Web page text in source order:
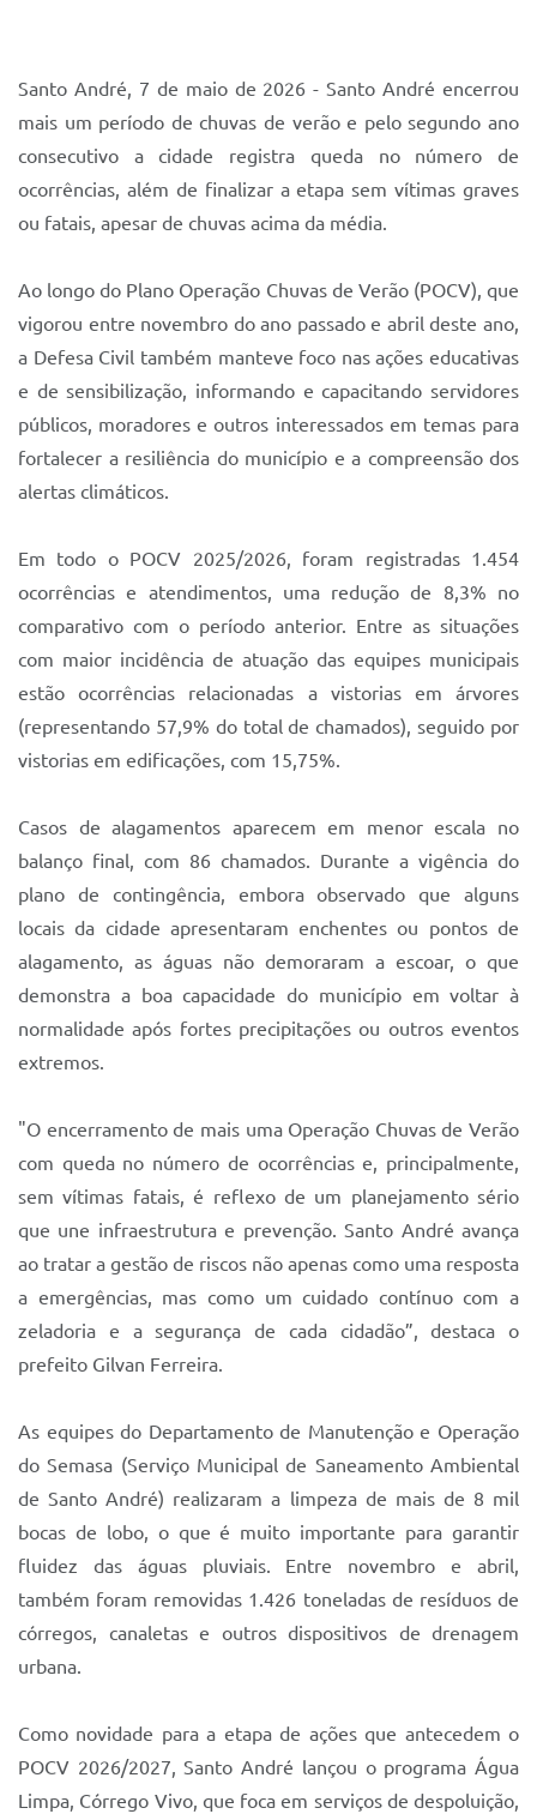
Quadra Fiscal
Sistema Colab
Santo André, 7 de maio de 2026 - Santo André encerrou
mais um período de chuvas de verão e pelo segundo ano
consecutivo a cidade registra queda no número de
ocorrências, além de finalizar a etapa sem vítimas graves
ou fatais, apesar de chuvas acima da média.
Ao longo do Plano Operação Chuvas de Verão (POCV), que
vigorou entre novembro do ano passado e abril deste ano,
a Defesa Civil também manteve foco nas ações educativas
e de sensibilização, informando e capacitando servidores
públicos, moradores e outros interessados em temas para
fortalecer a resiliência do município e a compreensão dos
alertas climáticos.
Em todo o POCV 2025/2026, foram registradas 1.454
ocorrências e atendimentos, uma redução de 8,3% no
comparativo com o período anterior. Entre as situações
com maior incidência de atuação das equipes municipais
estão ocorrências relacionadas a vistorias em árvores
(representando 57,9% do total de chamados), seguido por
vistorias em edificações, com 15,75%.
Casos de alagamentos aparecem em menor escala no
balanço final, com 86 chamados. Durante a vigência do
plano de contingência, embora observado que alguns
locais da cidade apresentaram enchentes ou pontos de
alagamento, as águas não demoraram a escoar, o que
demonstra a boa capacidade do município em voltar à
normalidade após fortes precipitações ou outros eventos
extremos.
"O encerramento de mais uma Operação Chuvas de Verão
com queda no número de ocorrências e, principalmente,
sem vítimas fatais, é reflexo de um planejamento sério
que une infraestrutura e prevenção. Santo André avança
ao tratar a gestão de riscos não apenas como uma resposta
a emergências, mas como um cuidado contínuo com a
zeladoria e a segurança de cada cidadão”, destaca o
prefeito Gilvan Ferreira.
As equipes do Departamento de Manutenção e Operação
do Semasa (Serviço Municipal de Saneamento Ambiental
de Santo André) realizaram a limpeza de mais de 8 mil
bocas de lobo, o que é muito importante para garantir
fluidez das águas pluviais. Entre novembro e abril,
também foram removidas 1.426 toneladas de resíduos de
córregos, canaletas e outros dispositivos de drenagem
urbana.
Como novidade para a etapa de ações que antecedem o
POCV 2026/2027, Santo André lançou o programa Água
Limpa, Córrego Vivo, que foca em serviços de despoluição,